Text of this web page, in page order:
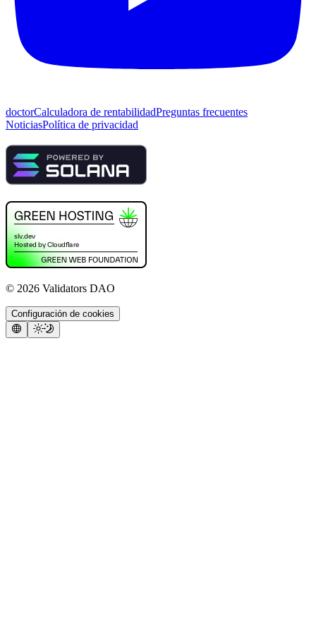
doctorCalculadora de rentabilidadPreguntas frecuentes
NoticiasPolítica de privacidad
© 2026 Validators DAO
Configuración de cookies